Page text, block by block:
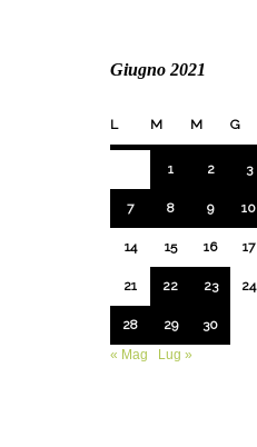
Giugno 2021
L M M G
1 2 3
7 8 9 10
14 15 16 17
21 22 23 24
28 29
30
« Mag
Lug »